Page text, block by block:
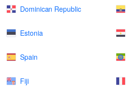
Dominican Republic
Estonia
Spain
Fiji